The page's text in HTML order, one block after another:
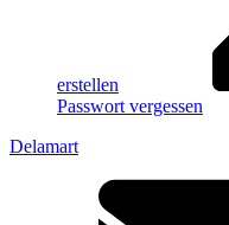
erstellen
Passwort vergessen
Delamart